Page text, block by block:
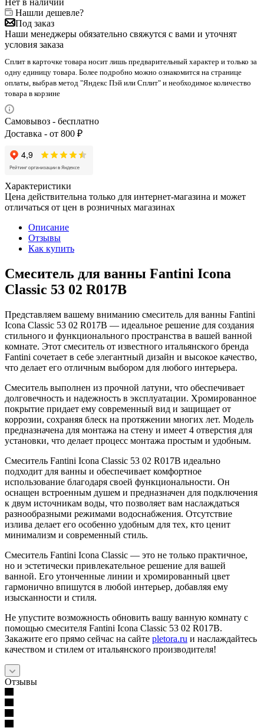
Нашли дешевле?
Под заказ
Наши менеджеры обязательно свяжутся с вами и уточнят
условия заказа
Сплит в карточке товара носит лишь предварительный характер и только за
одну единицу товара. Более подробно можно ознакомится на странице
оплаты, выбрав метод "Яндекс Пэй или Сплит" и необходимое количество
товара в корзине
Самовывоз - бесплатно
Доставка - от 800 ₽
Характеристики
Цена действительна только для интернет-магазина и может
отличаться от цен в розничных магазинах
Описание
Отзывы
Как купить
Смеситель для ванны Fantini Icona
Classic 53 02 R017B
Представляем вашему вниманию смеситель для ванны Fantini
Icona Classic 53 02 R017B — идеальное решение для создания
стильного и функционального пространства в вашей ванной
комнате. Этот смеситель от известного итальянского бренда
Fantini сочетает в себе элегантный дизайн и высокое качество,
что делает его отличным выбором для любого интерьера.
Смеситель выполнен из прочной латуни, что обеспечивает
долговечность и надежность в эксплуатации. Хромированное
покрытие придает ему современный вид и защищает от
коррозии, сохраняя блеск на протяжении многих лет. Модель
предназначена для монтажа на стену и имеет 4 отверстия для
установки, что делает процесс монтажа простым и удобным.
Смеситель Fantini Icona Classic 53 02 R017B идеально
подходит для ванны и обеспечивает комфортное
использование благодаря своей функциональности. Он
оснащен встроенным душем и предназначен для подключения
к двум источникам воды, что позволяет вам наслаждаться
разнообразными режимами водоснабжения. Отсутствие
излива делает его особенно удобным для тех, кто ценит
минимализм и современный стиль.
Смеситель Fantini Icona Classic — это не только практичное,
но и эстетически привлекательное решение для вашей
ванной. Его утонченные линии и хромированный цвет
гармонично впишутся в любой интерьер, добавляя ему
изысканности и стиля.
Не упустите возможность обновить вашу ванную комнату с
помощью смесителя Fantini Icona Classic 53 02 R017B.
Закажите его прямо сейчас на сайте pletora.ru и наслаждайтесь
качеством и стилем от итальянского производителя!
Отзывы